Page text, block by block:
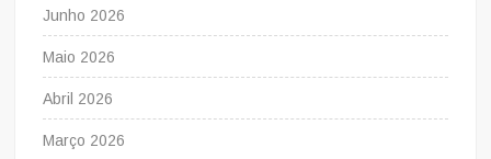
Junho 2026
Maio 2026
Abril 2026
Março 2026